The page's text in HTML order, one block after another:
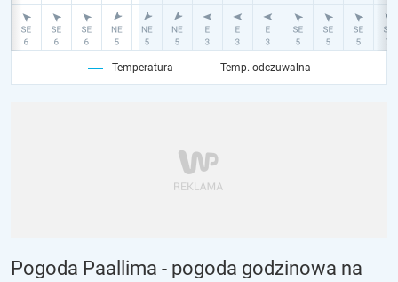
Temperatura Temp. odczuwalna
Pogoda Paallima - pogoda godzinowa na